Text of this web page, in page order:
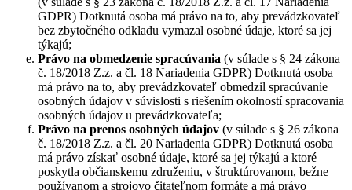
GDPR) Dotknutá osoba má právo na to, aby prevádzkovateľ
bez zbytočného odkladu vymazal osobné údaje, ktoré sa jej
týkajú;
Právo na obmedzenie spracúvania (v súlade s § 24 zákona
č. 18/2018 Z.z. a čl. 18 Nariadenia GDPR) Dotknutá osoba
má právo na to, aby prevádzkovateľ obmedzil spracúvanie
osobných údajov v súvislosti s riešením okolností spracovania
osobných údajov u prevádzkovateľa;
Právo na prenos osobných údajov (v súlade s § 26 zákona
č. 18/2018 Z.z. a čl. 20 Nariadenia GDPR) Dotknutá osoba
má právo získať osobné údaje, ktoré sa jej týkajú a ktoré
poskytla občianskemu združeniu, v štruktúrovanom, bežne
používanom a strojovo čitateľnom formáte a má právo